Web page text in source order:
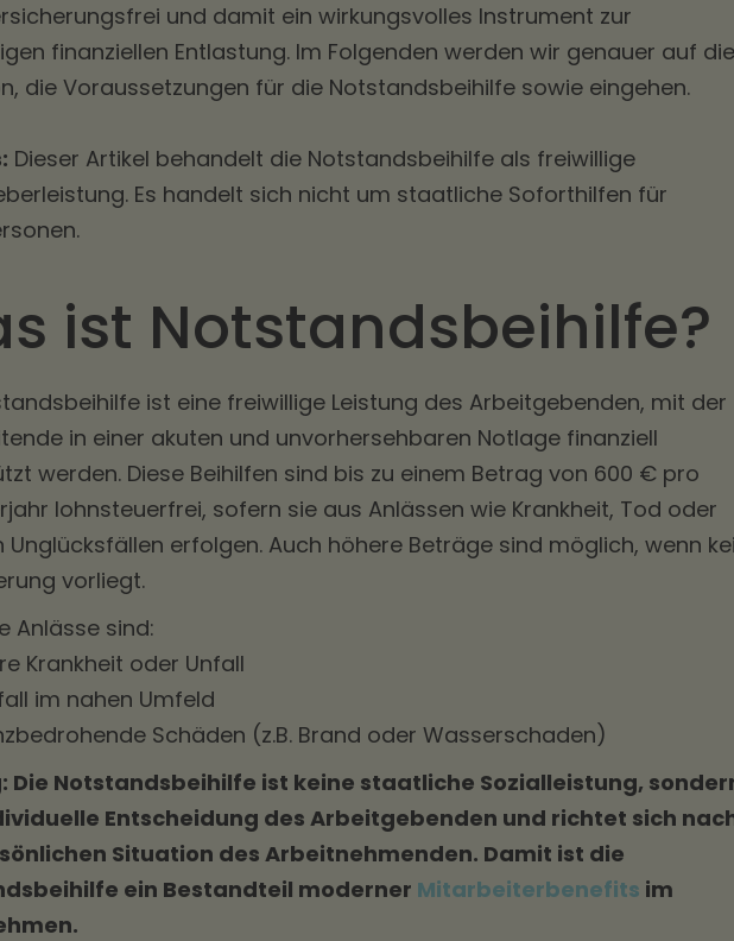
und damit ein wirkungsvolles Instrument zur
finanziellen Entlastung. Im Folgenden werden wir genauer auf die
die Voraussetzungen für die Notstandsbeihilfe sowie eingehen.
Dieser Artikel behandelt die Notstandsbeihilfe als freiwillige
Es handelt sich nicht um staatliche Soforthilfen für
ist Notstandsbeihilfe?
ist eine freiwillige Leistung des Arbeitgebenden, mit der
in einer akuten und unvorhersehbaren Notlage finanziell
werden. Diese Beihilfen sind bis zu einem Betrag von 600 € pro
lohnsteuerfrei, sofern sie aus Anlässen wie Krankheit, Tod oder
Unglücksfällen erfolgen. Auch höhere Beträge sind möglich, wenn
vorliegt.
Anlässe sind:
Krankheit oder Unfall
im nahen Umfeld
Schäden (z.B. Brand oder Wasserschaden)
Die Notstandsbeihilfe ist keine staatliche Sozialleistung,
Entscheidung des Arbeitgebenden und richtet sich
Situation des Arbeitnehmenden. Damit ist die
ein Bestandteil moderner Mitarbeiterbenefits im